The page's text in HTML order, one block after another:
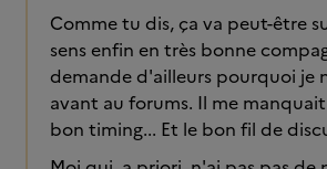
Comme tu dis, ça va peut-être
sens enfin en très bonne
demande d'ailleurs pourquoi je
avant au forums. Il me
bon timing... Et le bon fil de